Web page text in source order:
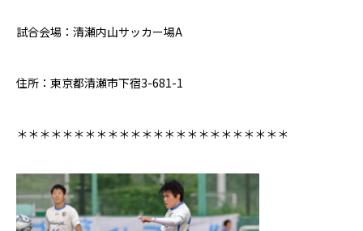
試合会場：清瀬内山サッカー場A
住所：東京都清瀬市下宿3-681-1
＊＊＊＊＊＊＊＊＊＊＊＊＊＊＊＊＊＊＊＊＊＊＊＊